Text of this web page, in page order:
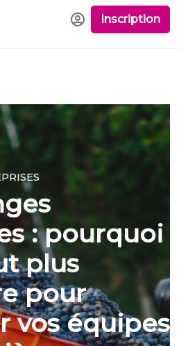
Inscription
à
boutalib ! -